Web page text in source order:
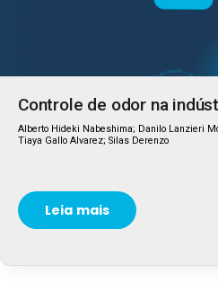
Controle de odor na
Alberto Hideki Nabeshima; Danilo Lanzieri
Tiaya Gallo Alvarez; Silas Derenzo
Leia mais